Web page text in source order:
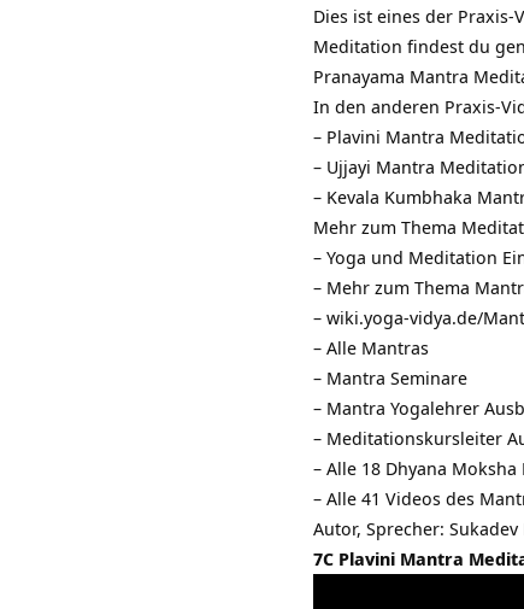
Dies ist eines der Praxis-
Meditation findest du
Pranayama Mantra
In den anderen Praxis-
– Plavini Mantra
– Ujjayi Mantra
– Kevala Kumbhaka
Mehr zum Thema
– Yoga und Meditation
– Mehr zum Thema
– wiki.yoga-vidya.de/
– Alle Mantras
– Mantra Seminare
– Mantra Yogalehrer
– Meditationskursleiter
– Alle 18 Dhyana
– Alle 41 Videos des
Autor, Sprecher: Sukadev
7C Plavini Mantra